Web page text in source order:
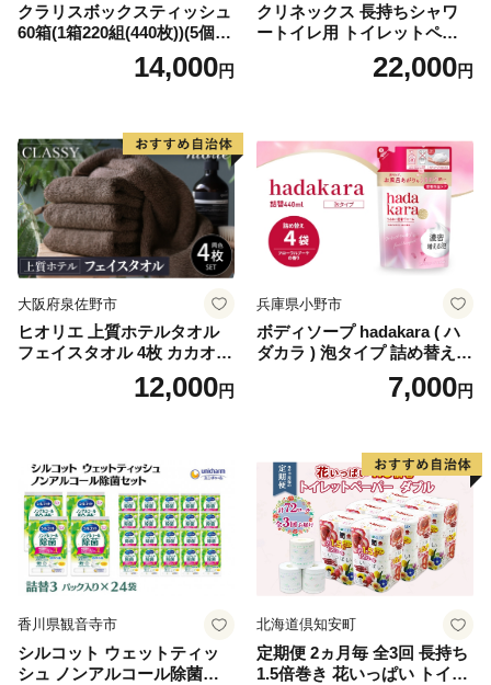
クラリスボックスティッシュ
60箱(1箱220組(440枚))(5個入
り×12セット)【1256759】
14,000円
クリネックス 長持ちシャワ
ートイレ用 トイレットペー
パー（ダブル）64ロール(8ロ
ール×8パック) 開成町 トイレ
蓄 防災 エコ 消耗品 生活雑貨
生活用品 無香料 トイレット
ペーパー ダブル といれっと
ぺーぱー トイレ クレシア ト
イレットペーパー [BDBH002
-1]
22,000円
大阪府泉佐野市
ヒオリエ 上質ホテルタオル
フェイスタオル 4枚 カカオ
【タオル 泉州タオル 吸水 普
段使い 無地 シンプル 日用品
12,000円
兵庫県小野市
ボディソープ hadakara ( ハ
ダカラ ) 泡タイプ 詰め替え 4
40ml×4袋 ボディーソープ 泡
ボディソープ 泡 日用品 消耗
泡石鹸 石鹸 兵庫 兵庫県 小野
7,000円
香川県観音寺市
シルコット ウェットティッ
シュ ノンアルコール除菌詰
北海道倶知安町
定期便 2ヵ月毎 全3回 長持ち
1.5倍巻き 花いっぱい トイレ